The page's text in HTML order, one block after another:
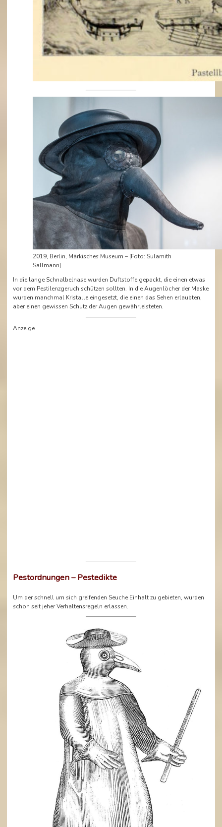
2019, Berlin, Märkisches Museum – [Foto: Sulamith
Sallmann]
In die lange Schnalbelnase wurden Duftstoffe gepackt, die einen etwas
vor dem Pestilenzgeruch schützen sollten. In die Augenlöcher der Maske
wurden manchmal Kristalle eingesetzt, die einen das Sehen erlaubten,
aber einen gewissen Schutz der Augen gewährleisteten.
Anzeige
Pestordnungen – Pestedikte
Um der schnell um sich greifenden Seuche Einhalt zu gebieten, wurden
schon seit jeher Verhaltensregeln erlassen.